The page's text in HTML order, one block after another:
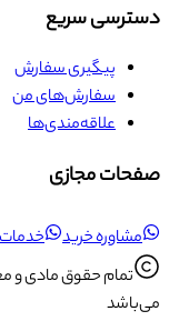
دسترسی سریع
پیگیری سفارش
سفارش‌های من
علاقه‌مندی‌ها
صفحات مجازی
مشاوره خرید
تمام حقوق مادی و
می‌باشد